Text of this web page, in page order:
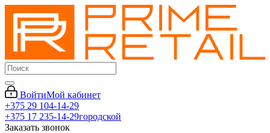
ВойтиМой кабинет
+375 29 104-14-29
+375 17 235-14-29городской
Заказать звонок